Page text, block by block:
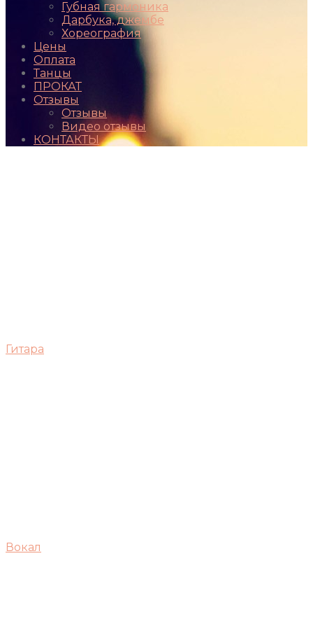
Губная гармоника
Дарбука, джембе
Хореография
Цены
Оплата
Танцы
ПРОКАТ
Отзывы
Отзывы
Видео отзывы
КОНТАКТЫ
Гитара
Вокал